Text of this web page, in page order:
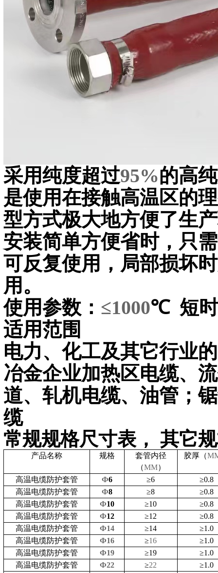
采用纯度超过95%的高
是使用在接触高温区的
型方式极大地方便了生
安装简单方便省时，只
可反复使用，局部损坏
用。
使用参数： ≤1000℃ 短
适用范围
电力、化工及其它行业
冶金企业加热区电缆、
道、轧机电缆、油管；
缆
常规规格尺寸表， 其它
产品名称 规格 套管内径
（MM）
胶厚（
高温电缆防护套管 Ф6 ≥6 ≥0.8
高温电缆防护套管
Ф8 ≥8 ≥0.8
高温电缆防护套管
Ф10 ≥10 ≥0.8
高温电缆防护套管
Ф12 ≥12 ≥0.8
高温电缆防护套管
Ф14 ≥14 ≥1.0
高温电缆防护套管
Ф16 ≥16 ≥1.0
高温电缆防护套管
Ф19 ≥19 ≥1.0
高温电缆防护套管
Ф22 ≥22 ≥1.0